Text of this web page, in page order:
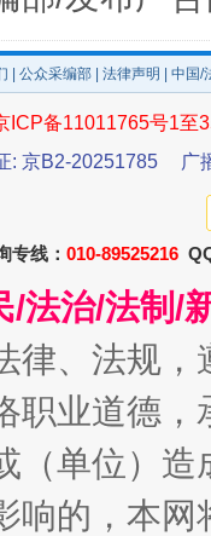
” 法
一
公众采编部 法律声明 | 中国
ICP备11011765号1至
: 京B2-20251785
广
专线： 010-89525216
/法治/法制/
律、法规
职业道德
（单位）
响的，本